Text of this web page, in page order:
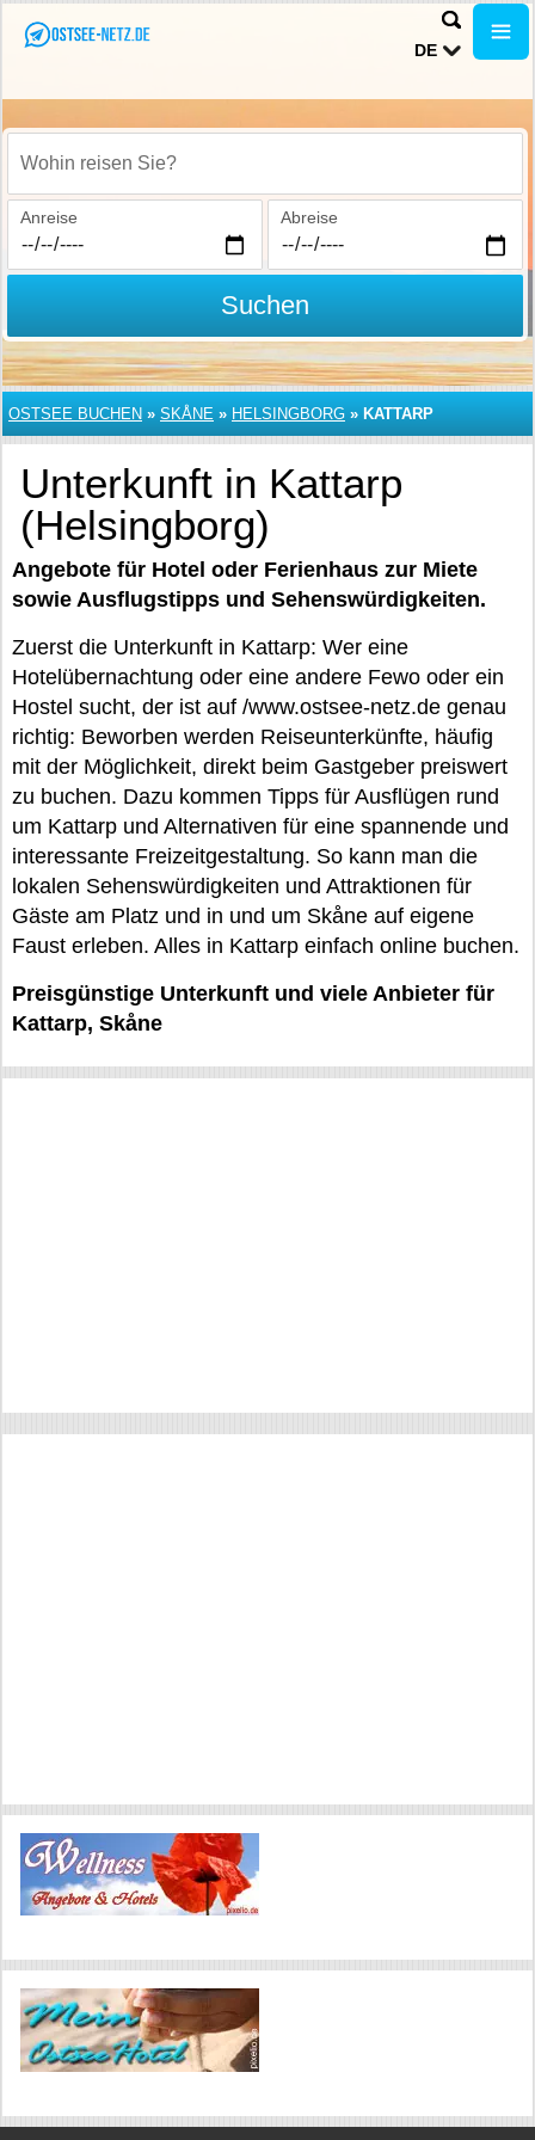
DE
Wohin reisen Sie?
Anreise Abreise
Suchen
OSTSEE BUCHEN » SKÅNE » HELSINGBORG » KATTARP
Unterkunft in Kattarp
(Helsingborg)
Angebote für Hotel oder Ferienhaus zur Miete
sowie Ausflugstipps und Sehenswürdigkeiten.
Zuerst die Unterkunft in Kattarp: Wer eine
Hotelübernachtung oder eine andere Fewo oder ein
Hostel sucht, der ist auf /www.ostsee-netz.de genau
richtig: Beworben werden Reiseunterkünfte, häufig
mit der Möglichkeit, direkt beim Gastgeber preiswert
zu buchen. Dazu kommen Tipps für Ausflügen rund
um Kattarp und Alternativen für eine spannende und
interessante Freizeitgestaltung. So kann man die
lokalen Sehenswürdigkeiten und Attraktionen für
Gäste am Platz und in und um Skåne auf eigene
Faust erleben. Alles in Kattarp einfach online buchen.
Preisgünstige Unterkunft und viele Anbieter für
Kattarp, Skåne